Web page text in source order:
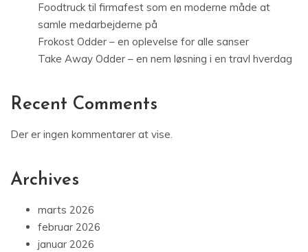
Foodtruck til firmafest som en moderne måde at
samle medarbejderne på
Frokost Odder – en oplevelse for alle sanser
Take Away Odder – en nem løsning i en travl hverdag
Recent Comments
Der er ingen kommentarer at vise.
Archives
marts 2026
februar 2026
januar 2026